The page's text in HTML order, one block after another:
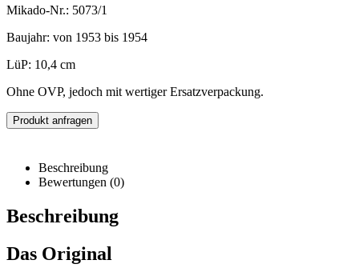
Mikado-Nr.: 5073/1
Baujahr: von 1953 bis 1954
LüP: 10,4 cm
Ohne OVP, jedoch mit wertiger Ersatzverpackung.
Produkt anfragen
Beschreibung
Bewertungen (0)
Beschreibung
Das Original